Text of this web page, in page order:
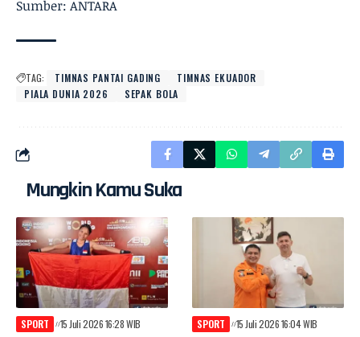
Sumber: ANTARA
TAG: TIMNAS PANTAI GADING
TIMNAS EKUADOR
PIALA DUNIA 2026
SEPAK BOLA
Mungkin Kamu Suka
SPORT 15 Juli 2026 16:28 WIB SPORT 15 Juli 2026 16:04 WIB